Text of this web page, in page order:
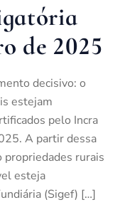
de 2025
decisivo: o
estejam
pelo Incra
A partir dessa
propriedades rurais
esteja
(Sigef) […]